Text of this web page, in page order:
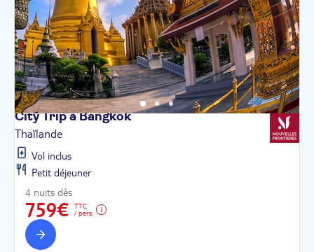
City Trip àBangkok
Thaïlande
Vol inclus
Petit déjeuner
4 nuits dès
759€
TTC
/ pers.